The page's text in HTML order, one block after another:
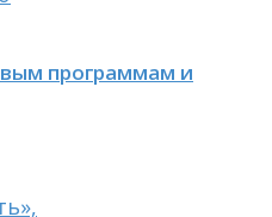
программам и